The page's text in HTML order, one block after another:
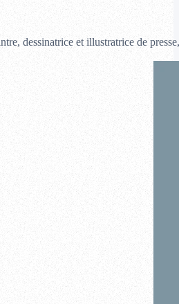
dessinatrice et illustratrice de